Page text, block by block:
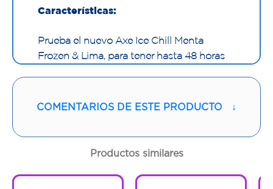
Características:
Prueba el nuevo Axe Ice Chill Menta
Frozen & Lima, para tener hasta 48 horas
Es un producto que sirve también como
desperdiciar. Esta presentación te regala
COMENTARIOS DE ESTE PRODUCTO ↓
Productos similares